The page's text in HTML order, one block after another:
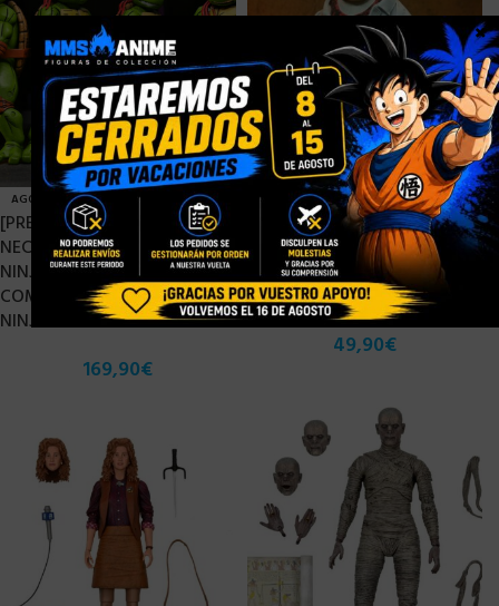
AGOTADO
[PRE-ORDER ENERO 2025]
NECA TEENAGE MUTANT
NINJA TURTLES MIRAGE
COMICS PACK 4 TORTUGAS
NINJA – 18 CM
169,90€
AGOTADO
[PRE-ORDER MARZO 2025]
NECA DINOSAURS ULTIMATE
EARL SINCLAIR WESAYSO
VER. SCALE ACTION – 18 CM
49,90€
×